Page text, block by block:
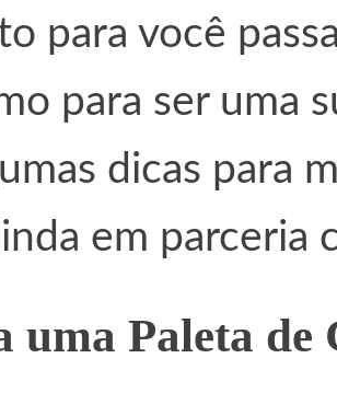
para você
para ser uma
dicas para
em parceria
uma Paleta de